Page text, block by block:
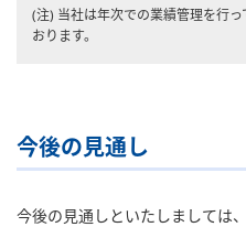
(注) 当社は年次での業績管理を行
おります。
今後の見通し
今後の見通しといたしましては